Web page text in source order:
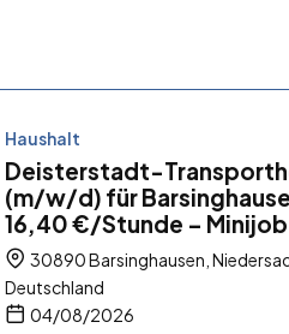
Haushalt
Deisterstadt-
(m/w/d) für
16,40 €/Stunde – Minijob
30890 Barsinghausen,
Deutschland
04/08/2026